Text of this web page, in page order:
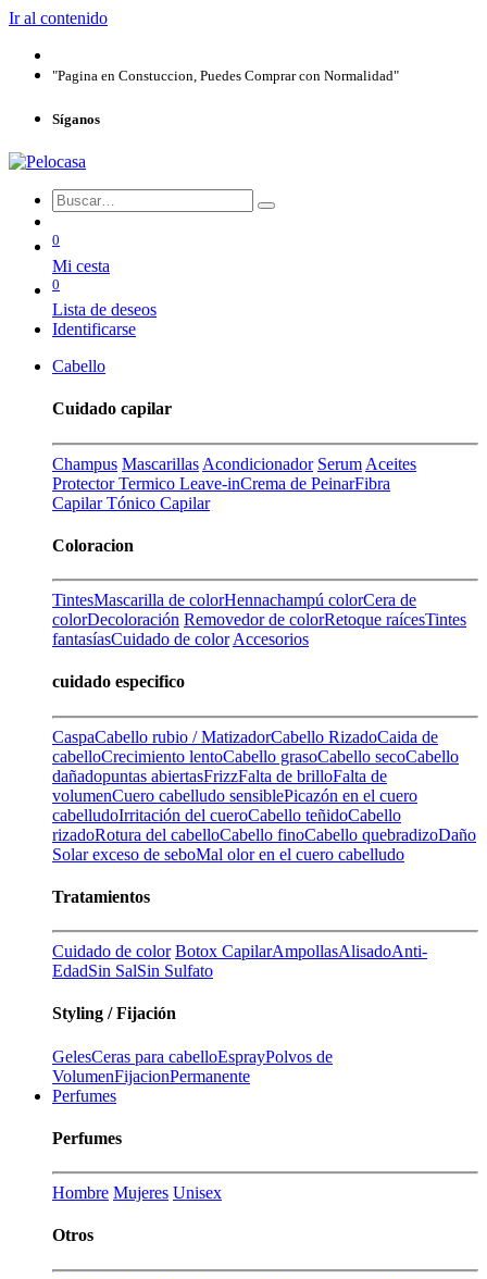
Ir al contenido
"Pagina en Constuccion, Puedes Comprar con Normalidad"
Síganos
0
Mi cesta
0
Lista de deseos
Identificarse
Cabello
Cuidado capilar
Champus Mascarillas Acondicionador Serum Aceites
Protector Termico Leave-inCrema de PeinarFibra
CapilarTónico Capilar
Coloracion
TintesMascarilla de colorHennachampú colorCera de
colorDecoloración Removedor de colorRetoque raícesTintes
fantasíasCuidado de color Accesorios
cuidado especifico
CaspaCabello rubio / MatizadorCabello RizadoCaida de
cabelloCrecimiento lentoCabello grasoCabello secoCabello
dañadopuntas abiertasFrizzFalta de brilloFalta de
volumenCuero cabelludo sensiblePicazón en el cuero
cabelludoIrritación del cueroCabello teñidoCabello
rizadoRotura del cabelloCabello finoCabello quebradizoDaño
Solarexceso de seboMal olor en el cuero cabelludo
Tratamientos
Cuidado de color Botox CapilarAmpollasAlisadoAnti-
EdadSin SalSin Sulfato
Styling / Fijación
GelesCeras para cabelloEsprayPolvos de
VolumenFijacionPermanente
Perfumes
Perfumes
Hombre Mujeres Unisex
Otros